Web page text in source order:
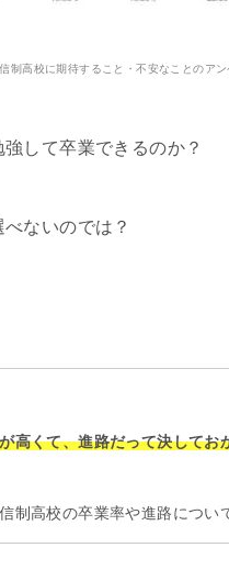
制高校に期待すること・不安なことのアン
して卒業できるのか？
ないのでは？
高くて、進路だって決してお
制高校の卒業率や進路につい